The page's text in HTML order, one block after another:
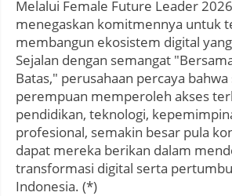
Melalui Female Future Leader
menegaskan komitmennya untuk
membangun ekosistem digital
Sejalan dengan semangat
Batas," perusahaan percaya
perempuan memperoleh akses
pendidikan, teknologi,
profesional, semakin besar pula
dapat mereka berikan dalam
transformasi digital serta
Indonesia. (*)